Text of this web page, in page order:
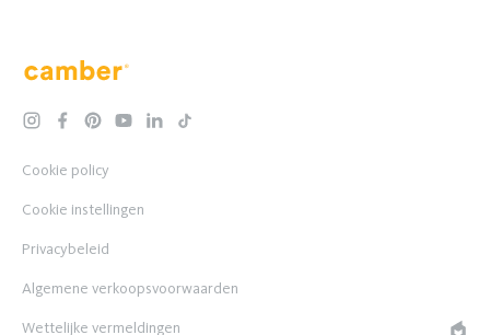
Camber
instagramfacebookpinterestyoutubelinkedintiktok
Cookie policy
Cookie instellingen
Privacybeleid
Algemene verkoopsvoorwaarden
Wettelijke vermeldingen EPIC